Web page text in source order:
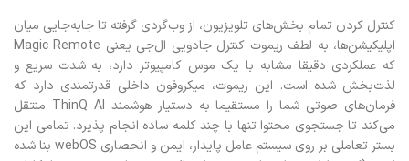
کنترل کردن تمام بخش‌های تلویزیون، از وب‌گردی گرفته تا جابه‌جایی میان
اپلیکیشن‌ها، به لطف ریموت کنترل جادویی ال‌جی یعنی Magic Remote
که عملکردی دقیقا مشابه با یک موس کامپیوتر دارد، به شدت سریع و
لذت‌بخش شده است. این ریموت، میکروفون داخلی قدرتمندی دارد که
فرمان‌های صوتی شما را مستقیما به دستیار هوشمند ThinQ AI منتقل
می‌کند تا جستجوی محتوا تنها با چند کلمه ساده انجام پذیرد. تمامی این
بستر تعاملی بر روی سیستم عامل پایدار، ایمن و انحصاری webOS بنا شده